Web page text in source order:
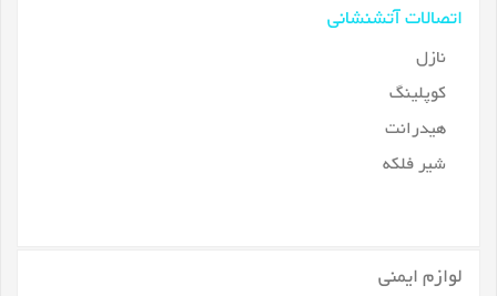
اتصالات آتشنشانی
نازل
کوپلینگ
هیدرانت
شیر فلکه
لوازم ایمنی